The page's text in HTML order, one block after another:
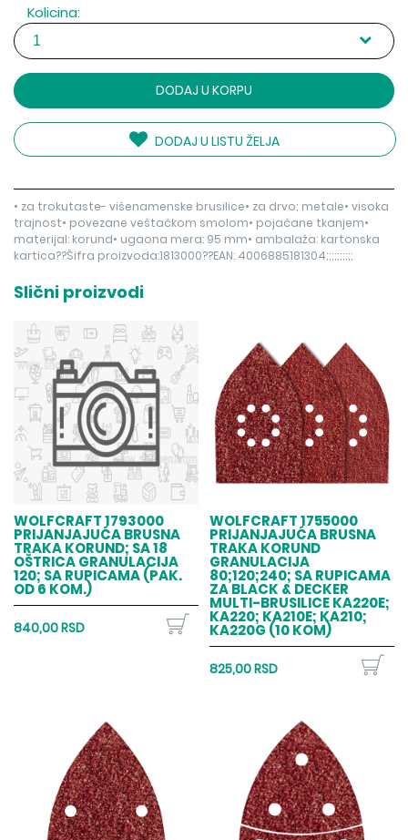
Kolicina:
DODAJ U KORPU
DODAJ U LISTU ŽELJA
• za trokutaste- višenamenske brusilice• za drvo; metale• visoka
trajnost• povezane veštačkom smolom• pojačane tkanjem•
materijal: korund• ugaona mera: 95 mm• ambalaža: kartonska
kartica??Šifra proizvoda:1813000??EAN: 4006885181304;;;;;;;;;;
Slični proizvodi
WOLFCRAFT 1793000
PRIJANJAJUĆA BRUSNA
TRAKA KORUND; SA 18
OŠTRICA GRANULACIJA
120; SA RUPICAMA (PAK.
OD 6 KOM.)
840,00 RSD
WOLFCRAFT 1755000
PRIJANJAJUĆA BRUSNA
TRAKA KORUND
GRANULACIJA
80;120;240; SA RUPICAMA
ZA BLACK & DECKER
MULTI-BRUSILICE KA220E;
KA220; KA210E; KA210;
KA220G (10 KOM)
825,00 RSD